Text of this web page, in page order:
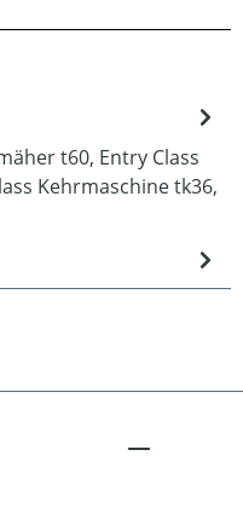
t60, Entry Class
Kehrmaschine tk36,